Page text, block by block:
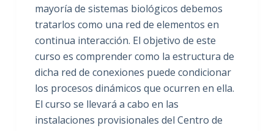
mayoría de sistemas biológicos debemos
tratarlos como una red de elementos en
continua interacción. El objetivo de este
curso es comprender como la estructura de
dicha red de conexiones puede condicionar
los procesos dinámicos que ocurren en ella.
El curso se llevará a cabo en las
instalaciones provisionales del Centro de